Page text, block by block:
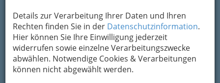
Details zur Verarbeitung Ihrer Daten und Ihren
Rechten finden Sie in der Datenschutzinformation.
Hier können Sie Ihre Einwilligung jederzeit
widerrufen sowie einzelne Verarbeitungszwecke
abwählen. Notwendige Cookies & Verarbeitungen
können nicht abgewählt werden.
Kontaktaufnahme
Um die Info-Graz Firmenvor Spam-Mails zu
bewahren , verwenden wir an dieser Stelle zur
Übermittlung Ihrer Nachricht ein sicheres